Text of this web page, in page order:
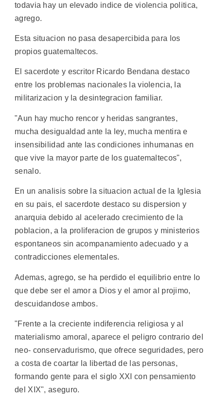
todavia hay un elevado indice de violencia politica,
agrego.
Esta situacion no pasa desapercibida para los
propios guatemaltecos.
El sacerdote y escritor Ricardo Bendana destaco
entre los problemas nacionales la violencia, la
militarizacion y la desintegracion familiar.
"Aun hay mucho rencor y heridas sangrantes,
mucha desigualdad ante la ley, mucha mentira e
insensibilidad ante las condiciones inhumanas en
que vive la mayor parte de los guatemaltecos",
senalo.
En un analisis sobre la situacion actual de la Iglesia
en su pais, el sacerdote destaco su dispersion y
anarquia debido al acelerado crecimiento de la
poblacion, a la proliferacion de grupos y ministerios
espontaneos sin acompanamiento adecuado y a
contradicciones elementales.
Ademas, agrego, se ha perdido el equilibrio entre lo
que debe ser el amor a Dios y el amor al projimo,
descuidandose ambos.
"Frente a la creciente indiferencia religiosa y al
materialismo amoral, aparece el peligro contrario del
neo- conservadurismo, que ofrece seguridades, pero
a costa de coartar la libertad de las personas,
formando gente para el siglo XXI con pensamiento
del XIX", aseguro.